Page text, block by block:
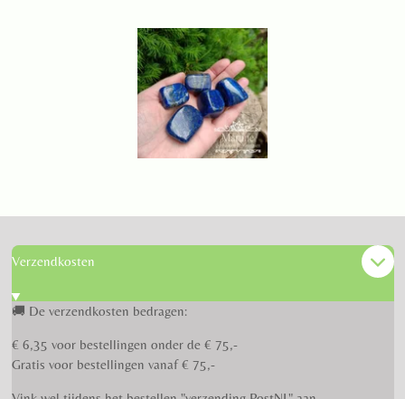
Verzendkosten
🚚 De verzendkosten bedragen:
€ 6,35 voor bestellingen onder de € 75,-
Gratis voor bestellingen vanaf € 75,-